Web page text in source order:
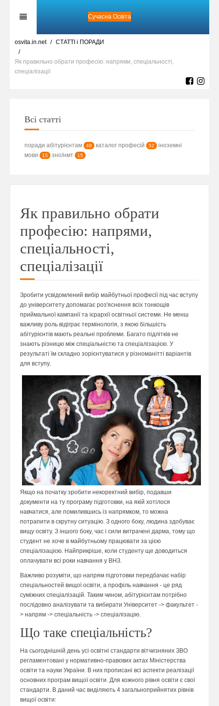
Сучасна Освіта
osvita.in.net СТАТТІ і ПОРАДИ
Як правильно обрати професію: напрями, спеціальності,
спеціалізації
Всі статті
поради абітурієнтам 48 каталог професій 52
іноземні
мови
15 зно/нмт 15
Як правильно обрати
професію: напрями,
спеціальності,
спеціалізації
Зробити усвідомлений вибір майбутньої професії під час вступу
до університету допомагає роз'яснення всіх тонкощів
приймальної кампанії та ієрархії освітньої системи. Не менш
важливу роль відіграє термінологія, з якою більшість
абітурієнтів мають реальні проблеми. Багато підлітків не
знають різницю між спеціальністю та спеціалізацією. У
результаті їм складно зорієнтуватися у різноманітті варіантів
для вступу.
Якщо на початку зробити некоректний вибір, подавши
документи на ту програму підготовки, на якій хотілося
навчатися, але помилившись із напрямком, то можна
потрапити в скрутну ситуацію. З одного боку, людина здобуває
вищу освіту. З іншого боку, час і сили витрачені дарма, тому що
студент не хоче в майбутньому працювати за цією
спеціалізацією. Найприкріше, коли студенту ще доводиться
оплачувати всі роки навчання у ВНЗ.
Важливо розуміти, що напрям підготовки передбачає набір
спеціальностей вищої освіти, а профіль навчання - це ряд
суміжних спеціалізацій. Таким чином, абітурієнтам потрібно
послідовно аналізувати та вибирати Університет -> факультет -
> напрям -> спеціальність -> спеціалізацію.
Що таке спеціальність?
На сьогоднішній день усі освітні стандарти вітчизняних ЗВО
регламентовані у нормативно-правових актах Міністерства
освіти та науки України. В них прописані всі аспекти реалізації
основних програм вищої освіти. Для кожного рівня освіти є свої
стандарти. В даний час виділяють 4 загальноприйнятих рівнів
вищої освіти: